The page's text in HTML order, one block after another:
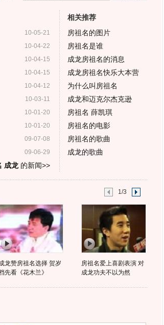
10-05-21
10-04-22
10-04-15
10-04-15
10-04-12
10-03-11
10-01-20
10-01-20
09-07-08
09-06-29
成龙的新闻>>
相关推荐
房祖名的图片
房祖名是谁
成龙房祖名的消息
成龙房祖名快乐大本营
为什么叫房祖名
成龙和迈克尔杰克逊
房祖名 薛凯琪
房祖名的电影
房祖名的歌曲
成龙的歌曲
1/3
龙赞房祖名选择 贺岁
先看《花木兰》
房祖名爱上喜剧表演 对
成龙功夫不以为然